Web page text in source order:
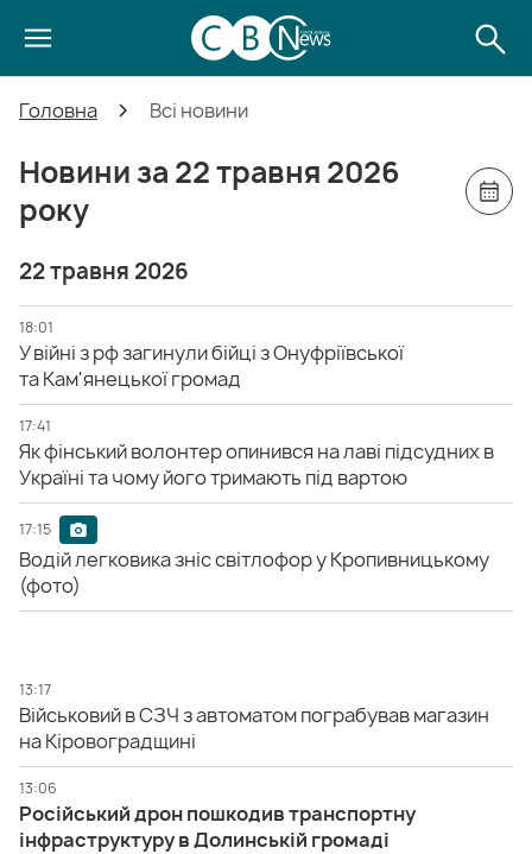
Головна Всі новини
Новини за 22 травня 2026
року
22 травня 2026
18:01
У війні з рф загинули бійці з Онуфріївської
та Кам'янецької громад
17:41
Як фінський волонтер опинився на лаві підсудних в
Україні та чому його тримають під вартою
17:15
Водій легковика зніс світлофор у Кропивницькому
(фото)
13:17
Військовий в СЗЧ з автоматом пограбував магазин
на Кіровоградщині
13:06
Російський дрон пошкодив транспортну
інфраструктуру в Долинській громаді